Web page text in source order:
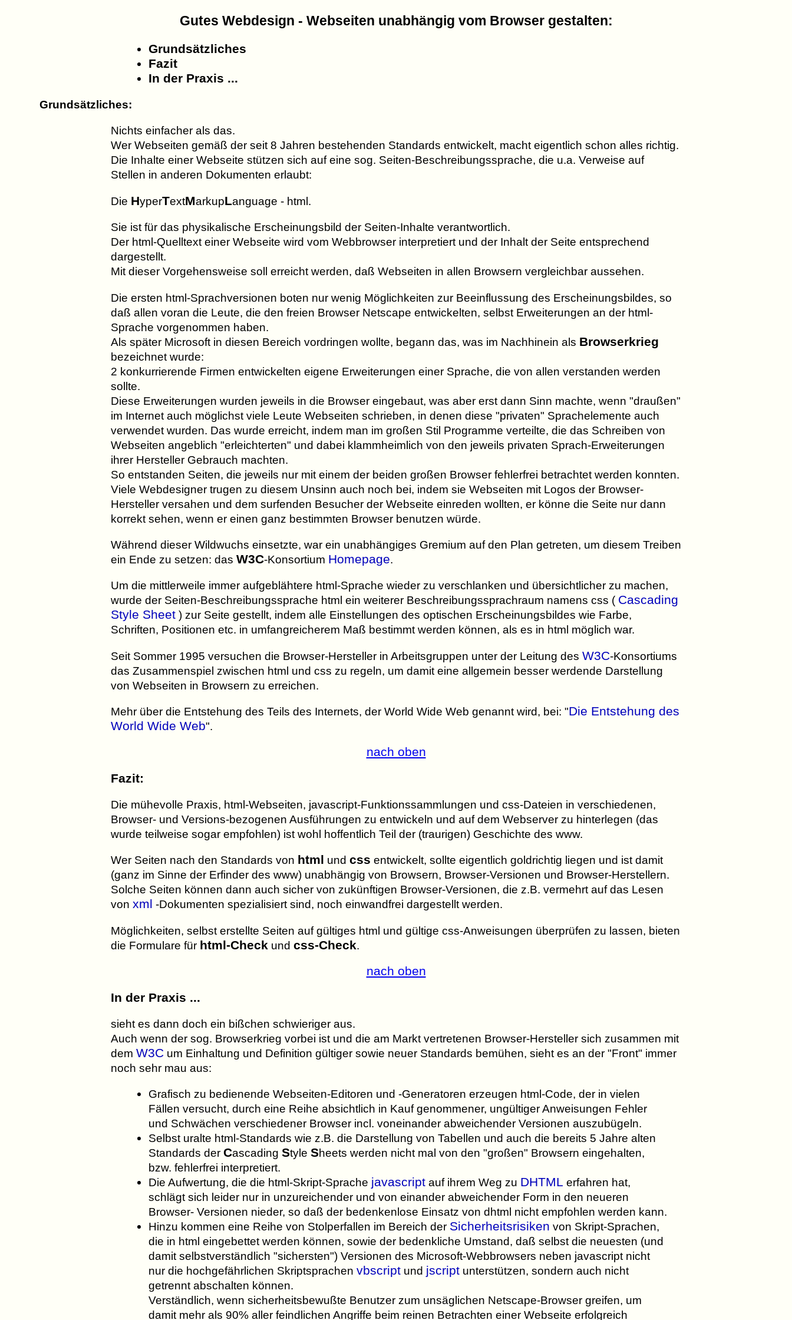
Gutes Webdesign - Webseiten unabhängig vom Browser gestalten:
Grundsätzliches
Fazit
In der Praxis ...
Grundsätzliches:
Nichts einfacher als das.
Wer Webseiten gemäß der seit 8 Jahren bestehenden Standards entwickelt, macht eigentlich schon alles richtig.
Die Inhalte einer Webseite stützen sich auf eine sog. Seiten-Beschreibungssprache, die u.a. Verweise auf
Stellen in anderen Dokumenten erlaubt:
Die HyperTextMarkupLanguage - html.
Sie ist für das physikalische Erscheinungsbild der Seiten-Inhalte verantwortlich.
Der html-Quelltext einer Webseite wird vom Webbrowser interpretiert und der Inhalt der Seite entsprechend
dargestellt.
Mit dieser Vorgehensweise soll erreicht werden, daß Webseiten in allen Browsern vergleichbar aussehen.
Die ersten html-Sprachversionen boten nur wenig Möglichkeiten zur Beeinflussung des Erscheinungsbildes, so
daß allen voran die Leute, die den freien Browser Netscape entwickelten, selbst Erweiterungen an der html-
Sprache vorgenommen haben.
Als später Microsoft in diesen Bereich vordringen wollte, begann das, was im Nachhinein als Browserkrieg
bezeichnet wurde:
2 konkurrierende Firmen entwickelten eigene Erweiterungen einer Sprache, die von allen verstanden werden
sollte.
Diese Erweiterungen wurden jeweils in die Browser eingebaut, was aber erst dann Sinn machte, wenn "draußen"
im Internet auch möglichst viele Leute Webseiten schrieben, in denen diese "privaten" Sprachelemente auch
verwendet wurden. Das wurde erreicht, indem man im großen Stil Programme verteilte, die das Schreiben von
Webseiten angeblich "erleichterten" und dabei klammheimlich von den jeweils privaten Sprach-Erweiterungen
ihrer Hersteller Gebrauch machten.
So entstanden Seiten, die jeweils nur mit einem der beiden großen Browser fehlerfrei betrachtet werden konnten.
Viele Webdesigner trugen zu diesem Unsinn auch noch bei, indem sie Webseiten mit Logos der Browser-
Hersteller versahen und dem surfenden Besucher der Webseite einreden wollten, er könne die Seite nur dann
korrekt sehen, wenn er einen ganz bestimmten Browser benutzen würde.
Während dieser Wildwuchs einsetzte, war ein unabhängiges Gremium auf den Plan getreten, um diesem Treiben
ein Ende zu setzen: das W3C-Konsortium Homepage.
Um die mittlerweile immer aufgeblähtere html-Sprache wieder zu verschlanken und übersichtlicher zu machen,
wurde der Seiten-Beschreibungssprache html ein weiterer Beschreibungssprachraum namens css ( Cascading
Style Sheet ) zur Seite gestellt, indem alle Einstellungen des optischen Erscheinungsbildes wie Farbe,
Schriften, Positionen etc. in umfangreicherem Maß bestimmt werden können, als es in html möglich war.
Seit Sommer 1995 versuchen die Browser-Hersteller in Arbeitsgruppen unter der Leitung des W3C-Konsortiums
das Zusammenspiel zwischen html und css zu regeln, um damit eine allgemein besser werdende Darstellung
von Webseiten in Browsern zu erreichen.
Mehr über die Entstehung des Teils des Internets, der World Wide Web genannt wird, bei: "Die Entstehung des
World Wide Web".
nach oben
Fazit:
Die mühevolle Praxis, html-Webseiten, javascript-Funktionssammlungen und css-Dateien in verschiedenen,
Browser- und Versions-bezogenen Ausführungen zu entwickeln und auf dem Webserver zu hinterlegen (das
wurde teilweise sogar empfohlen) ist wohl hoffentlich Teil der (traurigen) Geschichte des www.
Wer Seiten nach den Standards von html und css entwickelt, sollte eigentlich goldrichtig liegen und ist damit
(ganz im Sinne der Erfinder des www) unabhängig von Browsern, Browser-Versionen und Browser-Herstellern.
Solche Seiten können dann auch sicher von zukünftigen Browser-Versionen, die z.B. vermehrt auf das Lesen
von xml -Dokumenten spezialisiert sind, noch einwandfrei dargestellt werden.
Möglichkeiten, selbst erstellte Seiten auf gültiges html und gültige css-Anweisungen überprüfen zu lassen, bieten
die Formulare für html-Check und css-Check.
nach oben
In der Praxis ...
sieht es dann doch ein bißchen schwieriger aus.
Auch wenn der sog. Browserkrieg vorbei ist und die am Markt vertretenen Browser-Hersteller sich zusammen mit
dem W3C um Einhaltung und Definition gültiger sowie neuer Standards bemühen, sieht es an der "Front" immer
noch sehr mau aus:
Grafisch zu bedienende Webseiten-Editoren und -Generatoren erzeugen html-Code, der in vielen
Fällen versucht, durch eine Reihe absichtlich in Kauf genommener, ungültiger Anweisungen Fehler
und Schwächen verschiedener Browser incl. voneinander abweichender Versionen auszubügeln.
Selbst uralte html-Standards wie z.B. die Darstellung von Tabellen und auch die bereits 5 Jahre alten
Standards der Cascading Style Sheets werden nicht mal von den "großen" Browsern eingehalten,
bzw. fehlerfrei interpretiert.
Die Aufwertung, die die html-Skript-Sprache javascript auf ihrem Weg zu DHTML erfahren hat,
schlägt sich leider nur in unzureichender und von einander abweichender Form in den neueren
Browser- Versionen nieder, so daß der bedenkenlose Einsatz von dhtml nicht empfohlen werden kann.
Hinzu kommen eine Reihe von Stolperfallen im Bereich der Sicherheitsrisiken von Skript-Sprachen,
die in html eingebettet werden können, sowie der bedenkliche Umstand, daß selbst die neuesten (und
damit selbstverständlich "sichersten") Versionen des Microsoft-Webbrowsers neben javascript nicht
nur die hochgefährlichen Skriptsprachen vbscript und jscript unterstützen, sondern auch nicht
getrennt abschalten können.
Verständlich, wenn sicherheitsbewußte Benutzer zum unsäglichen Netscape-Browser greifen, um
damit mehr als 90% aller feindlichen Angriffe beim reinen Betrachten einer Webseite erfolgreich